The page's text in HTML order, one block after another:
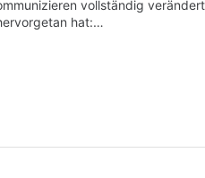
vollständig verändert
hat:…